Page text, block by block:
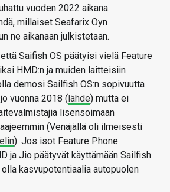
vuoden 2022 aikana.
millaiset Seafarix Oyn
ne aikanaan julkistetaan.
Saifish OS päätyisi vielä Feature
HMD:n ja muiden laitteisiin
demosi Sailfish OS:n sopivuutta
vuonna 2018 (lähde) mutta ei
lisensoimaan
(Venäjällä oli ilmeisesti
). Jos isot Feature Phone
ja Jio päätyvät käyttämään Sailfish
kasvupotentiaalia autopuolen